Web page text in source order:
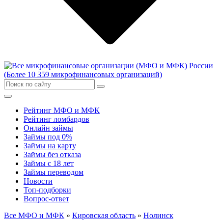
Рейтинг МФО и МФК
Рейтинг ломбардов
Онлайн займы
Займы под 0%
Займы на карту
Займы без отказа
Займы с 18 лет
Займы переводом
Новости
Топ-подборки
Вопрос-ответ
Все МФО и МФК » Кировская область » Нолинск